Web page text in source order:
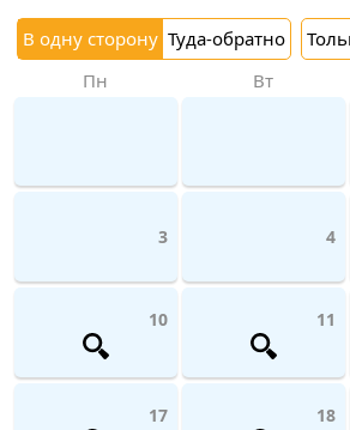
В одну сторону Туда-обратно
Пн Вт
3 4
10 11
17 18